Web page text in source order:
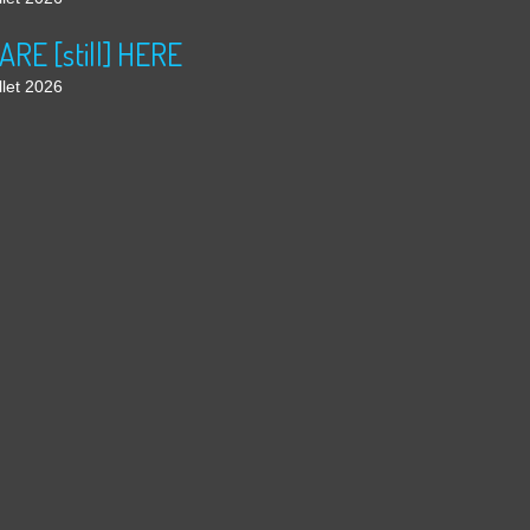
[still] HERE
2026